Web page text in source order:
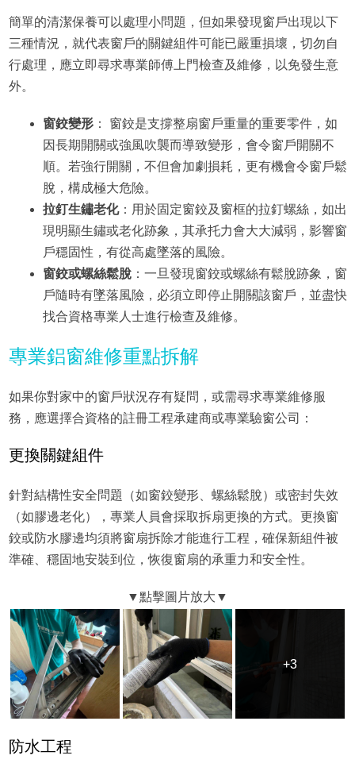
簡單的清潔保養可以處理小問題，但如果發現窗戶出現以下
三種情況，就代表窗戶的關鍵組件可能已嚴重損壞，切勿自
行處理，應立即尋求專業師傅上門檢查及維修，以免發生意
外。
窗鉸變形： 窗鉸是支撐整扇窗戶重量的重要零件，如
因長期開關或強風吹襲而導致變形，會令窗戶開關不
順。若強行開關，不但會加劇損耗，更有機會令窗戶鬆
脫，構成極大危險。
拉釘生鏽老化：用於固定窗鉸及窗框的拉釘螺絲，如出
現明顯生鏽或老化跡象，其承托力會大大減弱，影響窗
戶穩固性，有從高處墜落的風險。
窗鉸或螺絲鬆脫：一旦發現窗鉸或螺絲有鬆脫跡象，窗
戶隨時有墜落風險，必須立即停止開關該窗戶，並盡快
找合資格專業人士進行檢查及維修。
專業鋁窗維修重點拆解
如果你對家中的窗戶狀況存有疑問，或需尋求專業維修服
務，應選擇合資格的註冊工程承建商或專業驗窗公司：
更換關鍵組件
針對結構性安全問題（如窗鉸變形、螺絲鬆脫）或密封失效
（如膠邊老化），專業人員會採取拆扇更換的方式。更換窗
鉸或防水膠邊均須將窗扇拆除才能進行工程，確保新組件被
準確、穩固地安裝到位，恢復窗扇的承重力和安全性。
+3
+3
防水工程